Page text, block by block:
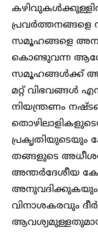
പ്രവർത്തനങ്ങളെ
സമൂഹങ്ങളെ
കൊണ്ടുവന്ന
സമൂഹങ്ങൾക്ക്
മറ്റ് വിഭവങ്ങൾ
നിയന്ത്രണം
പ്രകൃതിയുടെയും
തങ്ങളുടെ
അന്തർദേശീയ
അനുവദിക്കുകയും
വിനാശകരവും